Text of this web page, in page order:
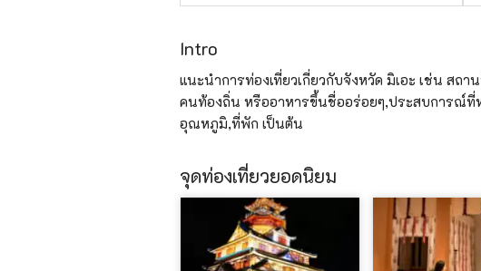
Intro
แนะนำการท่องเที่ยวเกี่ยวกับจังหวัด มิเอะ เช่น สถ
คนท้องถิ่น หรืออาหารขึ้นชื่ออร่อยๆ,ประสบการณ์ที่
อุณหภูมิ,ที่พัก เป็นต้น
จุดท่องเที่ยวยอดนิยม